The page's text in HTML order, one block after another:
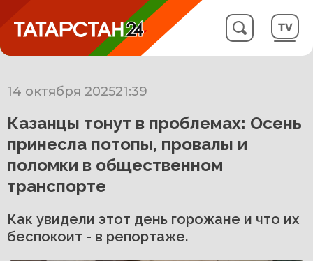
14 октября 202521:39
Казанцы тонут в проблемах: Осень
принесла потопы, провалы и
поломки в общественном
транспорте
Как увидели этот день горожане и что их
беспокоит - в репортаже.